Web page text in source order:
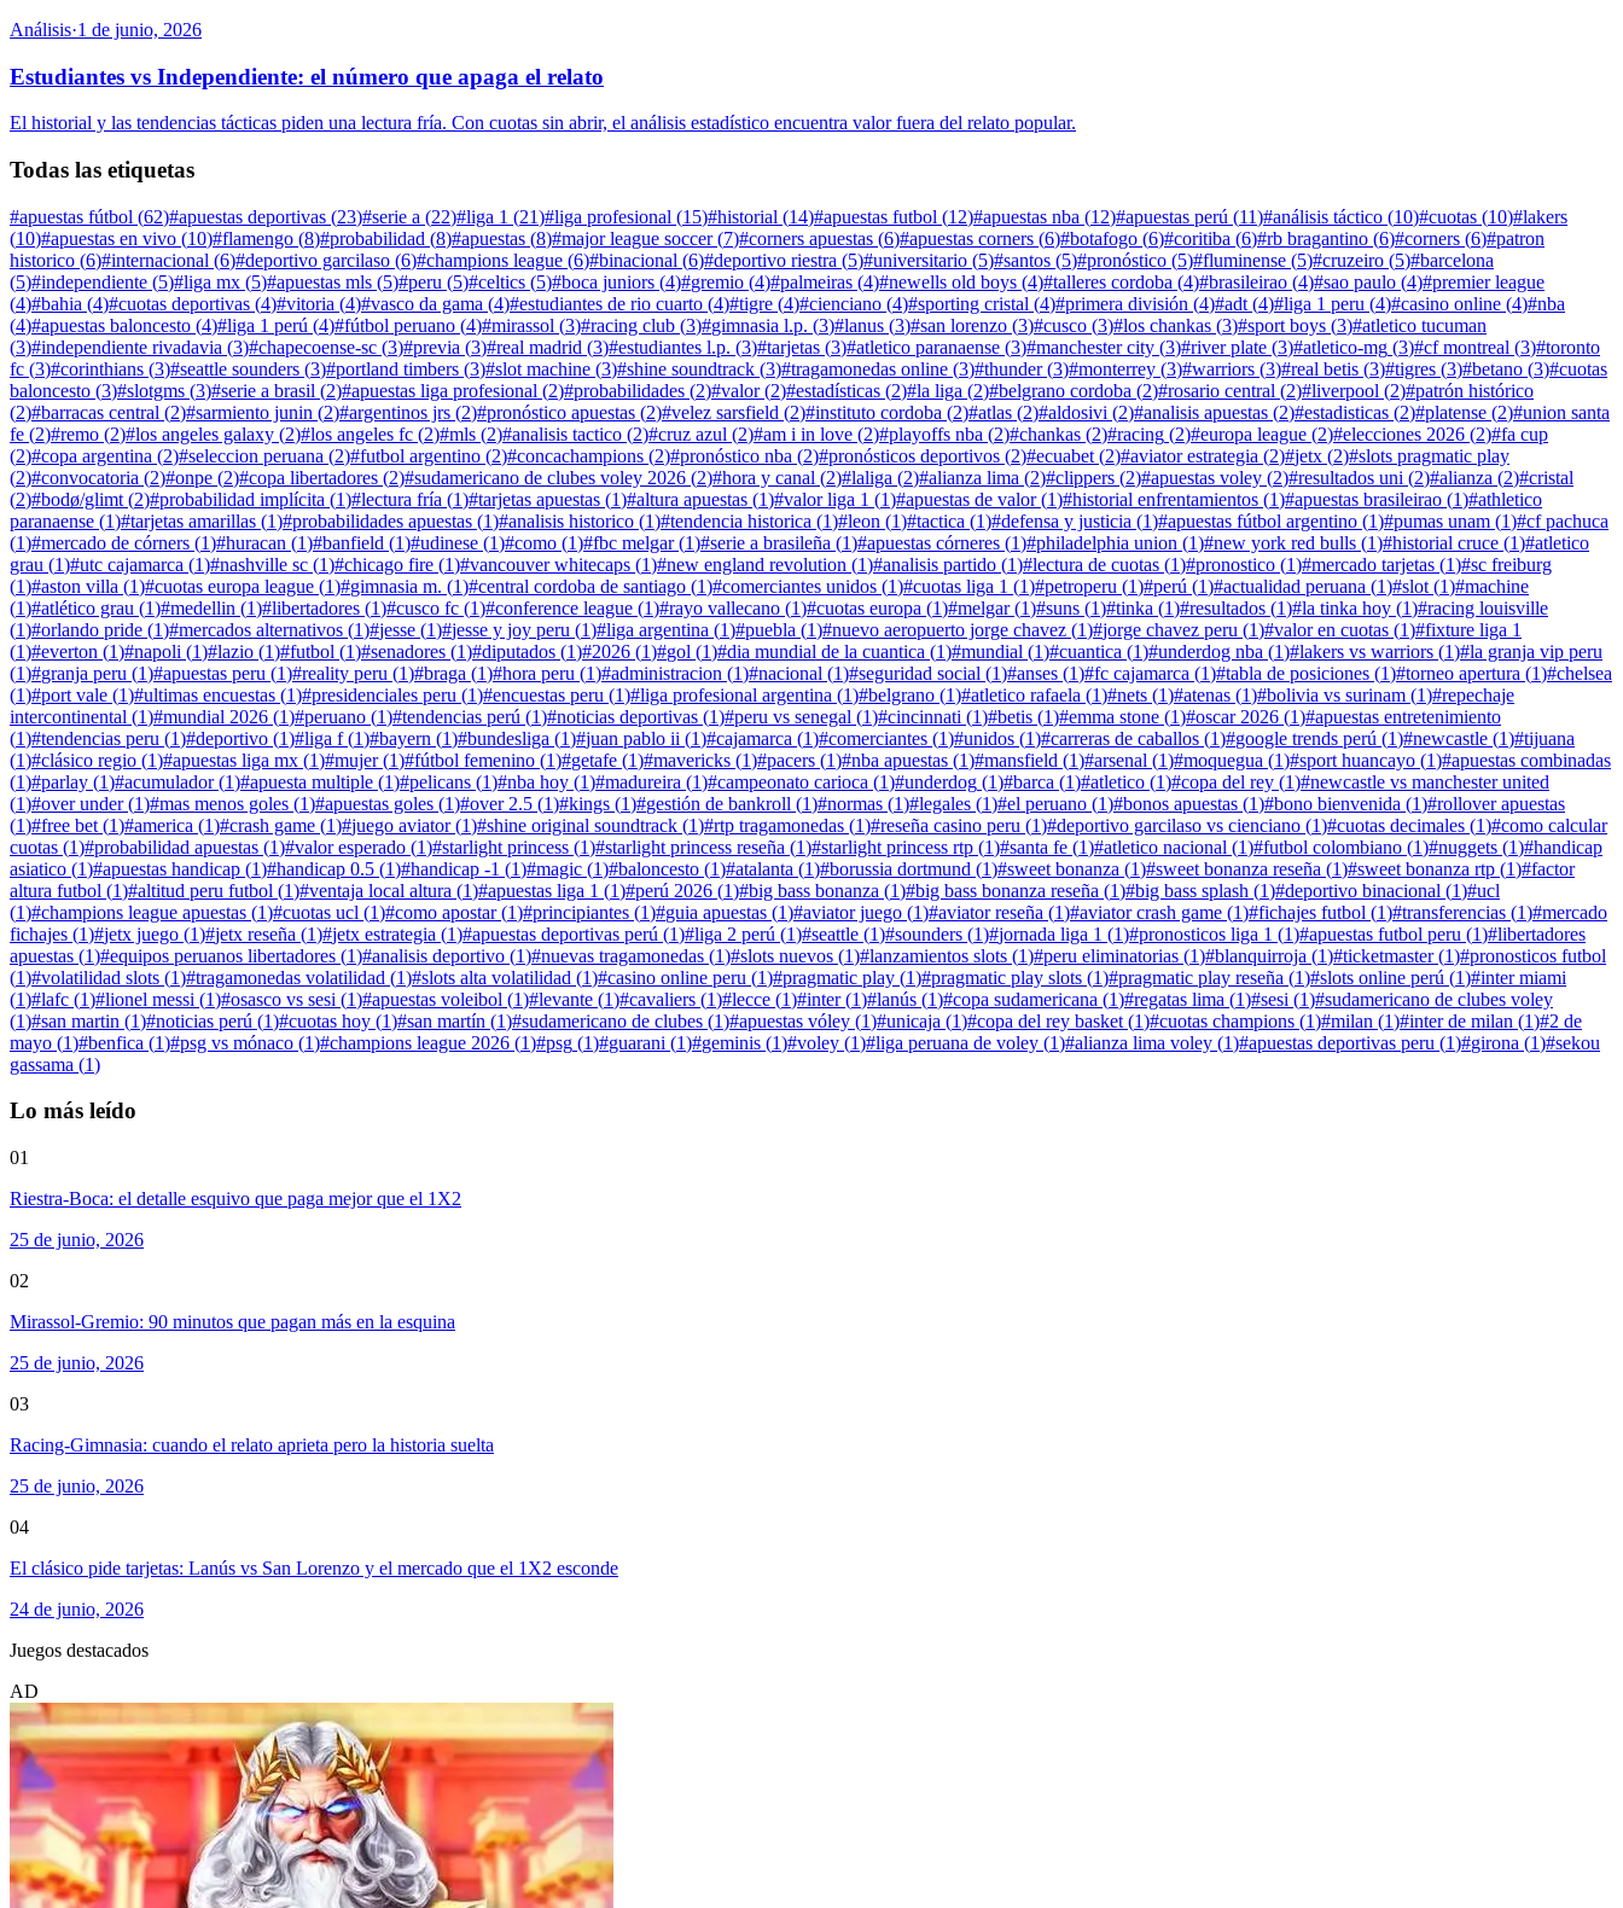
Análisis·1 de junio, 2026
Estudiantes vs Independiente: el número que apaga el relato
El historial y las tendencias tácticas piden una lectura fría. Con cuotas sin abrir, el análisis estadístico encuentra valor fuera del relato popular.
Todas las etiquetas
#apuestas fútbol (62)#apuestas deportivas (23)#serie a (22)#liga 1 (21)#liga profesional (15)#historial (14)#apuestas futbol (12)#apuestas nba (12)#apuestas perú (11)#análisis táctico (10)#cuotas (10)#lakers
(10)#apuestas en vivo (10)#flamengo (8)#probabilidad (8)#apuestas (8)#major league soccer(7)#corners apuestas (6)#apuestas corners (6)#botafogo (6)#coritiba (6)#rb bragantino (6)#corners (6)#patron
historico (6)#internacional (6)#deportivo garcilaso (6)#champions league (6)#binacional (6)#deportivo riestra (5)#universitario (5)#santos (5)#pronóstico (5)#fluminense (5)#cruzeiro (5)#barcelona
(5)#independiente (5)#liga mx (5)#apuestas mls (5)#peru (5)#celtics (5)#boca juniors (4)#gremio (4)#palmeiras (4)#newells old boys (4)#talleres cordoba (4)#brasileirao (4)#sao paulo (4)#premier league
(4)#bahia (4)#cuotas deportivas (4)#vitoria (4)#vasco da gama (4)#estudiantes de rio cuarto (4)#tigre (4)#cienciano (4)#sporting cristal (4)#primera división (4)#adt (4)#liga 1 peru (4)#casino online (4)#nba
(4)#apuestas baloncesto (4)#liga 1 perú (4)#fútbol peruano (4)#mirassol (3)#racing club (3)#gimnasia l.p. (3)#lanus (3)#san lorenzo (3)#cusco (3)#los chankas (3)#sport boys (3)#atletico tucuman
(3)#independiente rivadavia (3)#chapecoense-sc (3)#previa (3)#real madrid (3)#estudiantes l.p. (3)#tarjetas (3)#atletico paranaense (3)#manchester city (3)#river plate (3)#atletico-mg (3)#cf montreal (3)#toronto
fc (3)#corinthians (3)#seattle sounders (3)#portland timbers (3)#slot machine (3)#shine soundtrack (3)#tragamonedas online (3)#thunder(3)#monterrey (3)#warriors (3)#real betis (3)#tigres (3)#betano (3)#cuotas
baloncesto (3)#slotgms (3)#serie a brasil (2)#apuestas liga profesional (2)#probabilidades (2)#valor(2)#estadísticas (2)#la liga (2)#belgrano cordoba (2)#rosario central (2)#liverpool (2)#patrón histórico
(2)#barracas central (2)#sarmiento junin (2)#argentinos jrs (2)#pronóstico apuestas (2)#velez sarsfield (2)#instituto cordoba (2)#atlas (2)#aldosivi (2)#analisis apuestas (2)#estadisticas (2)#platense (2)#union santa
fe (2)#remo (2)#los angeles galaxy (2)#los angeles fc (2)#mls (2)#analisis tactico (2)#cruz azul (2)#am i in love (2)#playoffs nba (2)#chankas (2)#racing (2)#europa league (2)#elecciones 2026 (2)#fa cup
(2)#copa argentina (2)#seleccion peruana (2)#futbol argentino (2)#concachampions (2)#pronóstico nba (2)#pronósticos deportivos (2)#ecuabet (2)#aviator estrategia (2)#jetx (2)#slots pragmatic play
(2)#convocatoria (2)#onpe (2)#copa libertadores (2)#sudamericano de clubes voley 2026 (2)#hora y canal (2)#laliga (2)#alianza lima (2)#clippers (2)#apuestas voley (2)#resultados uni (2)#alianza (2)#cristal
(2)#bodø/glimt (2)#probabilidad implícita (1)#lectura fría (1)#tarjetas apuestas (1)#altura apuestas (1)#valor liga 1 (1)#apuestas de valor(1)#historial enfrentamientos (1)#apuestas brasileirao (1)#athletico
paranaense (1)#tarjetas amarillas (1)#probabilidades apuestas (1)#analisis historico (1)#tendencia historica (1)#leon (1)#tactica (1)#defensa y justicia (1)#apuestas fútbol argentino (1)#pumas unam (1)#cf pachuca
(1)#mercado de córners (1)#huracan (1)#banfield (1)#udinese (1)#como (1)#fbc melgar(1)#serie a brasileña (1)#apuestas córneres (1)#philadelphia union (1)#new york red bulls (1)#historial cruce (1)#atletico
grau (1)#utc cajamarca (1)#nashville sc (1)#chicago fire (1)#vancouver whitecaps (1)#new england revolution (1)#analisis partido (1)#lectura de cuotas (1)#pronostico (1)#mercado tarjetas (1)#sc freiburg
(1)#aston villa (1)#cuotas europa league (1)#gimnasia m. (1)#central cordoba de santiago (1)#comerciantes unidos (1)#cuotas liga 1 (1)#petroperu (1)#perú (1)#actualidad peruana (1)#slot (1)#machine
(1)#atlético grau (1)#medellin (1)#libertadores (1)#cusco fc (1)#conference league (1)#rayo vallecano (1)#cuotas europa (1)#melgar(1)#suns (1)#tinka (1)#resultados (1)#la tinka hoy (1)#racing louisville
(1)#orlando pride (1)#mercados alternativos (1)#jesse (1)#jesse y joy peru (1)#liga argentina (1)#puebla (1)#nuevo aeropuerto jorge chavez (1)#jorge chavez peru (1)#valor en cuotas (1)#fixture liga 1
(1)#everton (1)#napoli (1)#lazio (1)#futbol (1)#senadores (1)#diputados (1)#2026 (1)#gol (1)#dia mundial de la cuantica (1)#mundial (1)#cuantica (1)#underdog nba (1)#lakers vs warriors (1)#la granja vip peru
(1)#granja peru (1)#apuestas peru (1)#reality peru (1)#braga (1)#hora peru (1)#administracion (1)#nacional (1)#seguridad social (1)#anses (1)#fc cajamarca (1)#tabla de posiciones (1)#torneo apertura (1)#chelsea
(1)#port vale (1)#ultimas encuestas (1)#presidenciales peru (1)#encuestas peru (1)#liga profesional argentina (1)#belgrano (1)#atletico rafaela (1)#nets (1)#atenas (1)#bolivia vs surinam (1)#repechaje
intercontinental (1)#mundial 2026 (1)#peruano (1)#tendencias perú (1)#noticias deportivas (1)#peru vs senegal (1)#cincinnati (1)#betis (1)#emma stone (1)#oscar 2026 (1)#apuestas entretenimiento
(1)#tendencias peru (1)#deportivo (1)#liga f(1)#bayern (1)#bundesliga (1)#juan pablo ii (1)#cajamarca (1)#comerciantes (1)#unidos (1)#carreras de caballos (1)#google trends perú (1)#newcastle (1)#tijuana
(1)#clásico regio (1)#apuestas liga mx (1)#mujer(1)#fútbol femenino (1)#getafe (1)#mavericks (1)#pacers (1)#nba apuestas (1)#mansfield (1)#arsenal (1)#moquegua (1)#sport huancayo (1)#apuestas combinadas
(1)#parlay (1)#acumulador(1)#apuesta multiple (1)#pelicans (1)#nba hoy (1)#madureira (1)#campeonato carioca (1)#underdog (1)#barca (1)#atletico (1)#copa del rey (1)#newcastle vs manchester united
(1)#over under(1)#mas menos goles (1)#apuestas goles (1)#over 2.5 (1)#kings (1)#gestión de bankroll (1)#normas (1)#legales (1)#el peruano (1)#bonos apuestas (1)#bono bienvenida (1)#rollover apuestas
(1)#free bet (1)#america (1)#crash game (1)#juego aviator(1)#shine original soundtrack (1)#rtp tragamonedas (1)#reseña casino peru (1)#deportivo garcilaso vs cienciano (1)#cuotas decimales (1)#como calcular
cuotas (1)#probabilidad apuestas (1)#valor esperado (1)#starlight princess (1)#starlight princess reseña (1)#starlight princess rtp (1)#santa fe (1)#atletico nacional (1)#futbol colombiano (1)#nuggets (1)#handicap
asiatico (1)#apuestas handicap (1)#handicap 0.5 (1)#handicap -1 (1)#magic (1)#baloncesto (1)#atalanta (1)#borussia dortmund (1)#sweet bonanza (1)#sweet bonanza reseña (1)#sweet bonanza rtp (1)#factor
altura futbol (1)#altitud peru futbol (1)#ventaja local altura (1)#apuestas liga 1 (1)#perú 2026 (1)#big bass bonanza (1)#big bass bonanza reseña (1)#big bass splash (1)#deportivo binacional (1)#ucl
(1)#champions league apuestas (1)#cuotas ucl (1)#como apostar(1)#principiantes (1)#guia apuestas (1)#aviator juego (1)#aviator reseña (1)#aviator crash game (1)#fichajes futbol (1)#transferencias (1)#mercado
fichajes (1)#jetx juego (1)#jetx reseña (1)#jetx estrategia (1)#apuestas deportivas perú (1)#liga 2 perú (1)#seattle (1)#sounders (1)#jornada liga 1 (1)#pronosticos liga 1 (1)#apuestas futbol peru (1)#libertadores
apuestas (1)#equipos peruanos libertadores (1)#analisis deportivo (1)#nuevas tragamonedas (1)#slots nuevos (1)#lanzamientos slots (1)#peru eliminatorias (1)#blanquirroja (1)#ticketmaster(1)#pronosticos futbol
(1)#volatilidad slots (1)#tragamonedas volatilidad (1)#slots alta volatilidad (1)#casino online peru (1)#pragmatic play (1)#pragmatic play slots (1)#pragmatic play reseña (1)#slots online perú (1)#inter miami
(1)#lafc (1)#lionel messi (1)#osasco vs sesi (1)#apuestas voleibol (1)#levante (1)#cavaliers (1)#lecce (1)#inter(1)#lanús (1)#copa sudamericana (1)#regatas lima (1)#sesi (1)#sudamericano de clubes voley
(1)#san martin (1)#noticias perú (1)#cuotas hoy (1)#san martín (1)#sudamericano de clubes (1)#apuestas vóley (1)#unicaja (1)#copa del rey basket (1)#cuotas champions (1)#milan (1)#inter de milan (1)#2 de
mayo (1)#benfica (1)#psg vs mónaco (1)#champions league 2026 (1)#psg (1)#guarani (1)#geminis (1)#voley (1)#liga peruana de voley (1)#alianza lima voley (1)#apuestas deportivas peru (1)#girona (1)#sekou
gassama (1)
Lo más leído
01
Riestra-Boca: el detalle esquivo que paga mejor que el 1X2
25 de junio, 2026
02
Mirassol-Gremio: 90 minutos que pagan más en la esquina
25 de junio, 2026
03
Racing-Gimnasia: cuando el relato aprieta pero la historia suelta
25 de junio, 2026
04
El clásico pide tarjetas: Lanús vs San Lorenzo y el mercado que el 1X2 esconde
24 de junio, 2026
Juegos destacados
AD